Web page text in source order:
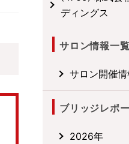
ディングス
サロン情報一覧
サロン開催
ブリッジレポ
2026年